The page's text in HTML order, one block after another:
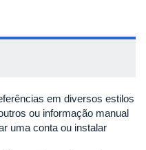
em diversos estilos
ou informação manual
uma conta ou instalar